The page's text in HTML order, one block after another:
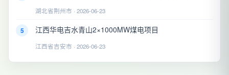
湖北省荆州市 · 2026-06-23
5 江西华电吉水青山2×1000MW煤电项目
江西省吉安市 · 2026-06-23